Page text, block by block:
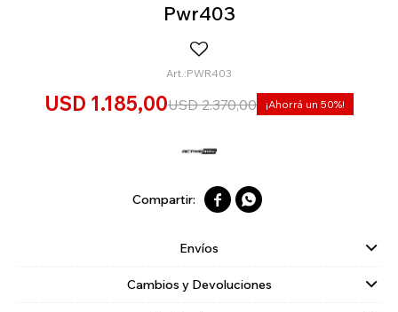
Pwr403
PWR403
USD 1.185,00USD 2.370,00 50
 
Envíos
Cambios y Devoluciones